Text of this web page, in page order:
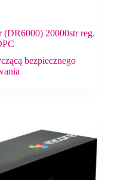
20000str reg.
bezpiecznego